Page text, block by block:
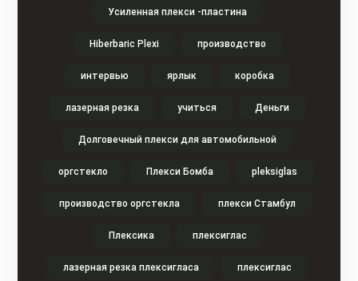
Усиленная плекси -пластина
Hiberbaric Plexi производство
интервью ярлык коробка
лазерная резка учиться Деньги
Долговечный плекси для автомобильной
оргстекло Плекси Бомба pleksiglas
производство оргстекла плекси Стамбул
Плексика плексиглас
лазерная резка плексигласа плексиглас